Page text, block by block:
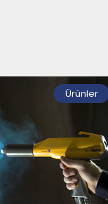
Ürünler